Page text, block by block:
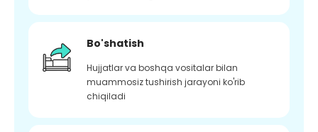
Bo'shatish
Hujjatlar va boshqa vositalar bilan
muammosiz tushirish jarayoni ko'rib
chiqiladi